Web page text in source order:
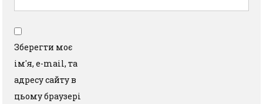
Зберегти моє
ім'я, e-mail, та
адресу сайту в
цьому браузері